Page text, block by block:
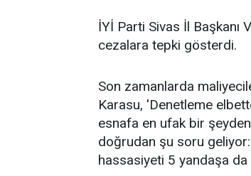
İYİ Parti Sivas İl
cezalara tepki gösterdi.
Son zamanlarda
Karasu, 'Denetleme
esnafa en ufak bir şeyden
doğrudan şu soru
hassasiyeti 5 yandaşa